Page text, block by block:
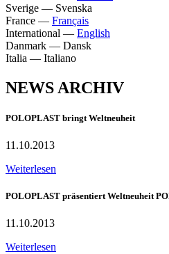
Sverige — Svenska
France — Français
International — English
Danmark — Dansk
Italia — Italiano
NEWS ARCHIV
POLOPLAST bringt Weltneuheit
11.10.2013
Weiterlesen
POLOPLAST präsentiert Weltneuheit
11.10.2013
Weiterlesen